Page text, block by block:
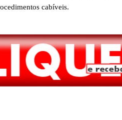
cabíveis.